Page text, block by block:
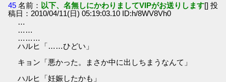
45 名前： 以下、名無しにかわりましてVIPがお送りします[] 投
稿日：2010/04/11(日) 05:19:03.10 ID:h/8WV8Vh0
…
……
………
ハルヒ「……ひどい」
キョン「悪かった。まさか中に出しちまうなんて」
ハルヒ「妊娠したかも」